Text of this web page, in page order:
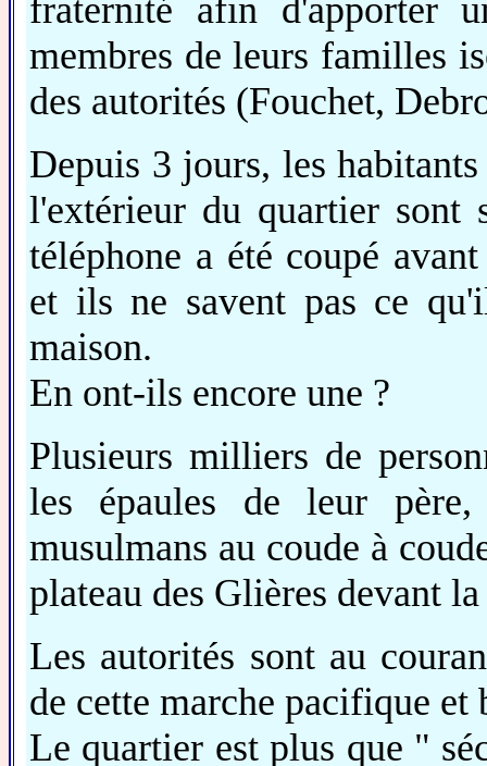
fraternité afin d'apporter
membres de leurs familles
des autorités (Fouchet,
Depuis 3 jours, les
l'extérieur du quartier sont
téléphone a été coupé
et ils ne savent pas ce
maison.
En ont-ils encore une ?
Plusieurs milliers de
les épaules de leur
musulmans au coude à
plateau des Glières devant
Les autorités sont au
de cette marche pacifique et
Le quartier est plus que "